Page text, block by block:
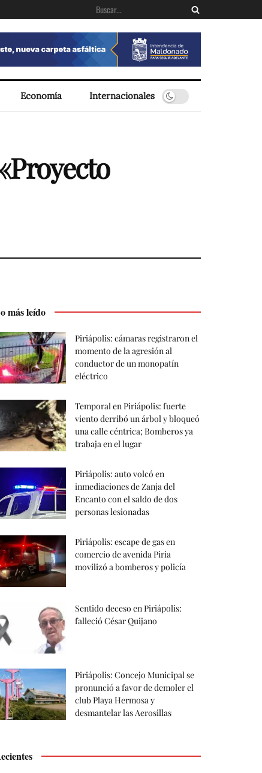
Economía Internacionales
más leído
Piriápolis: cámaras registraron el
momento de la agresión al
conductor de un monopatín
eléctrico
Temporal en Piriápolis: fuerte
viento derribó un árbol y bloqueó
una calle céntrica; Bomberos ya
trabaja en el lugar
Piriápolis: auto volcó en
inmediaciones de Zanja del
Encanto con el saldo de dos
personas lesionadas
Piriápolis: escape de gas en
comercio de avenida Piria
movilizó a bomberos y policía
Sentido deceso en Piriápolis:
falleció César Quijano
Piriápolis: Concejo Municipal se
pronunció a favor de demoler el
club Playa Hermosa y
desmantelar las Aerosillas